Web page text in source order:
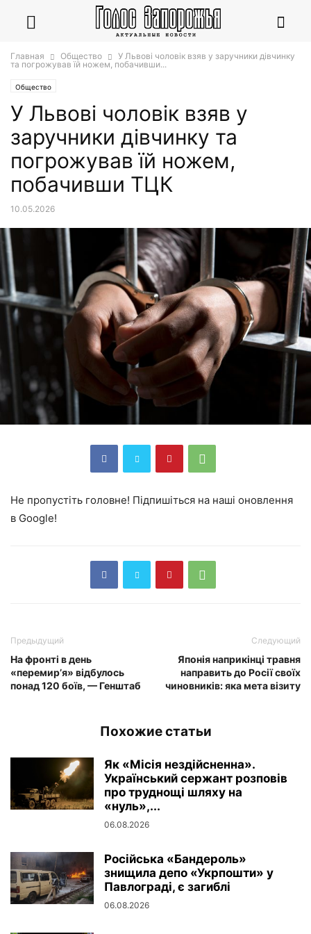
Главная Общество
У Львові чоловік взяв у заручники дівчинку
та погрожував їй ножем, побачивши...
Общество
У Львові чоловік взяв у
заручники дівчинку та
погрожував їй ножем,
побачивши ТЦК
10.05.2026
Не пропустіть головне! Підпишіться на наші оновлення
в Google!
Предыдущий
На фронті в день
«перемир’я» відбулось
понад 120 боїв, — Генштаб
Следующий
Японія наприкінці травня
направить до Росії своїх
чиновників: яка мета візиту
Похожие статьи
Як «Місія нездійсненна».
Український сержант розповів
про труднощі шляху на
«нуль»,...
06.08.2026
Російська «Бандероль»
знищила депо «Укрпошти» у
Павлограді, є загиблі
06.08.2026